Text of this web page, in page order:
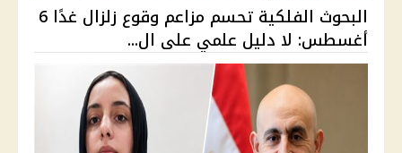
البحوث الفلكية تحسم مزاعم وقوع زلزال غدًا 6
أغسطس: لا دليل علمي على ال...